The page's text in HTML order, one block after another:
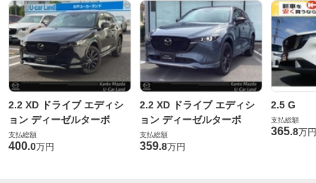
2.2 XD ドライブ エディシ
ョン ディーゼルターボ
支払総額
400.0万円
2.2 XD ドライブ エディシ
ョン ディーゼルターボ
支払総額
359.8万円
2.5 G
支払総額
365.8万円